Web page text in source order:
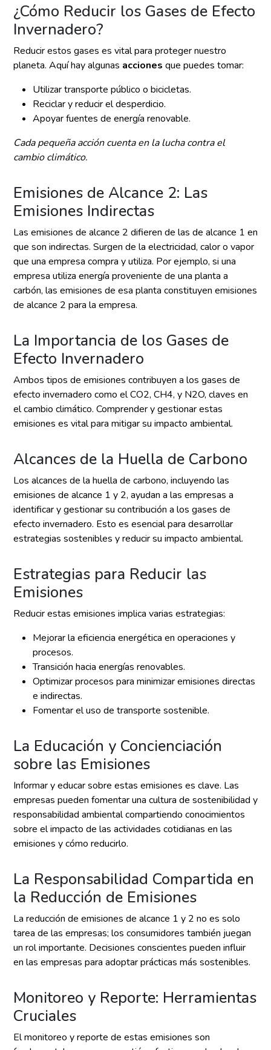
¿Cómo Reducir los Gases de Efecto
Invernadero?
Reducir estos gases es vital para proteger nuestro
planeta. Aquí hay algunas acciones que puedes tomar:
Utilizar transporte público o bicicletas.
Reciclar y reducir el desperdicio.
Apoyar fuentes de energía renovable.
Cada pequeña acción cuenta en la lucha contra el
cambio climático.
Emisiones de Alcance 2: Las
Emisiones Indirectas
Las emisiones de alcance 2 difieren de las de alcance 1 en
que son indirectas. Surgen de la electricidad, calor o vapor
que una empresa compra y utiliza. Por ejemplo, si una
empresa utiliza energía proveniente de una planta a
carbón, las emisiones de esa planta constituyen emisiones
de alcance 2 para la empresa.
La Importancia de los Gases de
Efecto Invernadero
Ambos tipos de emisiones contribuyen a los gases de
efecto invernadero como el CO2, CH4, y N2O, claves en
el cambio climático. Comprender y gestionar estas
emisiones es vital para mitigar su impacto ambiental.
Alcances de la Huella de Carbono
Los alcances de la huella de carbono, incluyendo las
emisiones de alcance 1 y 2, ayudan a las empresas a
identificar y gestionar su contribución a los gases de
efecto invernadero. Esto es esencial para desarrollar
estrategias sostenibles y reducir su impacto ambiental.
Estrategias para Reducir las
Emisiones
Reducir estas emisiones implica varias estrategias:
Mejorar la eficiencia energética en operaciones y
procesos.
Transición hacia energías renovables.
Optimizar procesos para minimizar emisiones directas
e indirectas.
Fomentar el uso de transporte sostenible.
La Educación y Concienciación
sobre las Emisiones
Informar y educar sobre estas emisiones es clave. Las
empresas pueden fomentar una cultura de sostenibilidad y
responsabilidad ambiental compartiendo conocimientos
sobre el impacto de las actividades cotidianas en las
emisiones y cómo reducirlo.
La Responsabilidad Compartida en
la Reducción de Emisiones
La reducción de emisiones de alcance 1 y 2 no es solo
tarea de las empresas; los consumidores también juegan
un rol importante. Decisiones conscientes pueden influir
en las empresas para adoptar prácticas más sostenibles.
Monitoreo y Reporte: Herramientas
Cruciales
El monitoreo y reporte de estas emisiones son